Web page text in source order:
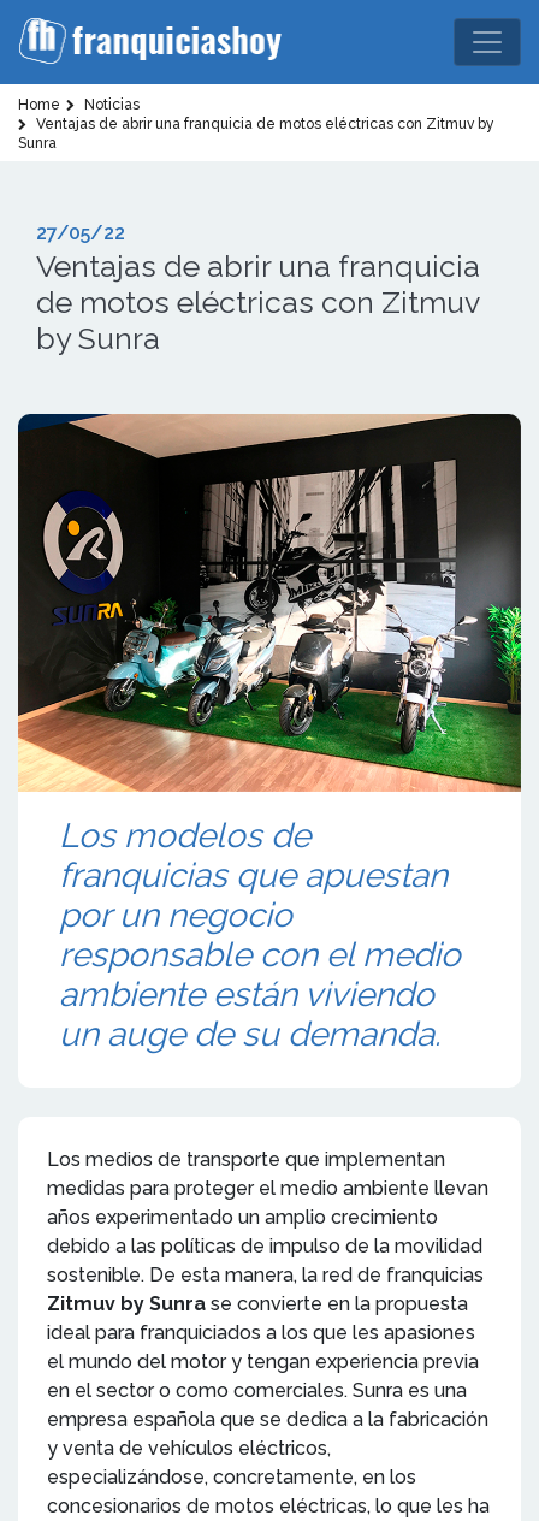
Home
Noticias
Ventajas de abrir una franquicia de motos eléctricas con Zitmuv by
Sunra
27/05/22
Ventajas de abrir una franquicia
de motos eléctricas con Zitmuv
by Sunra
Los modelos de
franquicias que apuestan
por un negocio
responsable con el medio
ambiente están viviendo
un auge de su demanda.
Los medios de transporte que implementan
medidas para proteger el medio ambiente llevan
años experimentado un amplio crecimiento
debido a las políticas de impulso de la movilidad
sostenible. De esta manera, la red de franquicias
Zitmuv by Sunra se convierte en la propuesta
ideal para franquiciados a los que les apasiones
el mundo del motor y tengan experiencia previa
en el sector o como comerciales. Sunra es una
empresa española que se dedica a la fabricación
y venta de vehículos eléctricos,
especializándose, concretamente, en los
concesionarios de motos eléctricas, lo que les ha